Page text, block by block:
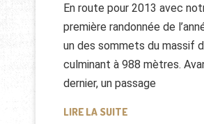
En route pour 2013 avec
première randonnée de
un des sommets du massif
culminant à 988 mètres.
dernier, un passage
LIRE LA SUITERANDONNÉE